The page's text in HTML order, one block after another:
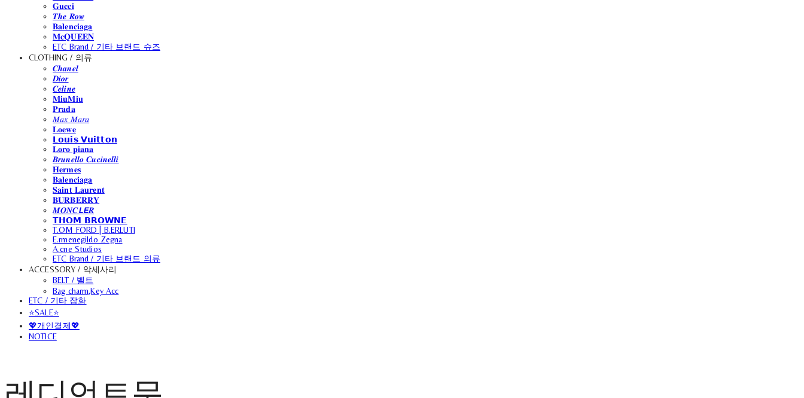
𝐆𝐮𝐜𝐜𝐢
𝑻𝒉𝒆 𝑹𝒐𝒘
𝐁𝐚𝐥𝐞𝐧𝐜𝐢𝐚𝐠𝐚
𝐌𝐜𝐐𝐔𝐄𝐄𝐍
ETC Brand / 기타 브랜드 슈즈
CLOTHING / 의류
𝑪𝒉𝒂𝒏𝒆𝒍
𝑫𝒊𝒐𝒓
𝑪𝒆𝒍𝒊𝒏𝒆
𝐌𝐢𝐮𝐌𝐢𝐮
𝐏𝐫𝐚𝐝𝐚
𝑀𝑎𝑥 𝑀𝑎𝑟𝑎
𝐋𝐨𝐞𝐰𝐞
𝗟𝗼𝘂𝗶𝘀 𝗩𝘂𝗶𝘁𝘁𝗼𝗻
𝐋𝐨𝐫𝐨 𝐩𝐢𝐚𝐧𝐚
𝑩𝒓𝒖𝒏𝒆𝒍𝒍𝒐 𝑪𝒖𝒄𝒊𝒏𝒆𝒍𝒍𝒊
𝐇𝐞𝐫𝐦𝐞𝐬
𝐁𝐚𝐥𝐞𝐧𝐜𝐢𝐚𝐠𝐚
𝐒𝐚𝐢𝐧𝐭 𝐋𝐚𝐮𝐫𝐞𝐧𝐭
𝐁𝐔𝐑𝐁𝐄𝐑𝐑𝐘
𝑴𝑶𝑵𝑪𝙇𝙀𝑹
𝗧𝗛𝗢𝗠 𝗕𝗥𝗢𝗪𝗡𝗘
T.OM FORD | B.ERLUTI
E.rmenegildo Zegna
A.cne Studios
ETC Brand / 기타 브랜드 의류
ACCESSORY / 악세사리
BELT / 벨트
Bag charm,Key Acc
ETC / 기타 잡화
⭐SALE⭐
💖개인결제💖
NOTICE